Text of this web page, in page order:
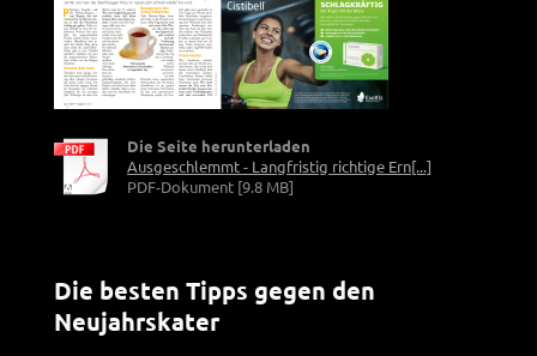
Die Seite herunterladen
Ausgeschlemmt - Langfristig richtige Ern[...]
PDF-Dokument [9.8 MB]
Die besten Tipps gegen den
Neujahrskater